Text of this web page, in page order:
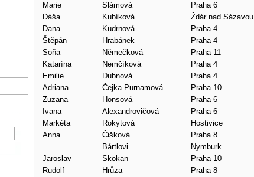
Marie
Slámová
Praha 6
Dáša
Kubíková
Ždár nad Sázavou
Dana
Kudrnová
Praha 4
Štěpán
Hrabánek
Praha 4
Soňa
Němečková
Praha 11
Katarína
Nemčíková
Praha 4
Emilie
Dubnová
Praha 4
Adriana
Čejka Purnamová
Praha 10
Zuzana
Honsová
Praha 6
Ivana
Alexandrovičová
Praha 6
Markéta
Rokytová
Hostivice
Anna
Čišková
Praha 8
Bártlovi
Nymburk
Jaroslav
Skokan
Praha 10
Rudolf
Hrůza
Praha 8